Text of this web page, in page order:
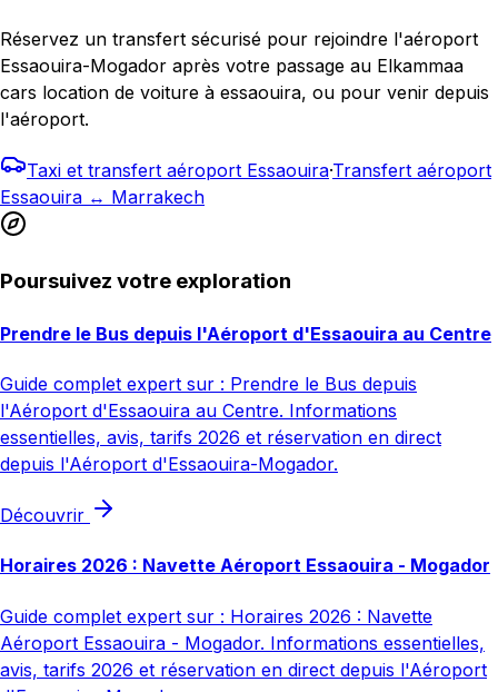
Réservez un transfert sécurisé pour rejoindre l'aéroport
Essaouira-Mogador après votre passage au Elkammaa
cars location de voiture à essaouira, ou pour venir depuis
l'aéroport.
Taxi et transfert aéroport Essaouira·Transfert aéroport
Essaouira ↔ Marrakech
Poursuivez votre exploration
Prendre le Bus depuis l'Aéroport d'Essaouira au Centre
Guide complet expert sur : Prendre le Bus depuis
l'Aéroport d'Essaouira au Centre. Informations
essentielles, avis, tarifs 2026 et réservation en direct
depuis l'Aéroport d'Essaouira-Mogador.
Découvrir
Horaires 2026 : Navette Aéroport Essaouira - Mogador
Guide complet expert sur : Horaires 2026 : Navette
Aéroport Essaouira - Mogador. Informations essentielles,
avis, tarifs 2026 et réservation en direct depuis l'Aéroport